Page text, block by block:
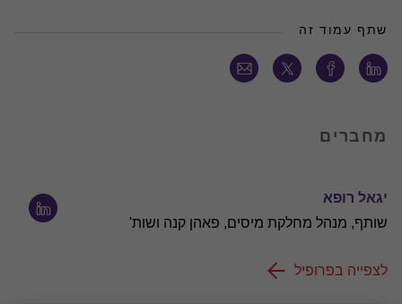
שתף עמוד זה
מחברים
יגאל רופא
שותף, מנהל מחלקת מיסים, פאהן קנה ושות'
לצפייה בפרופיל